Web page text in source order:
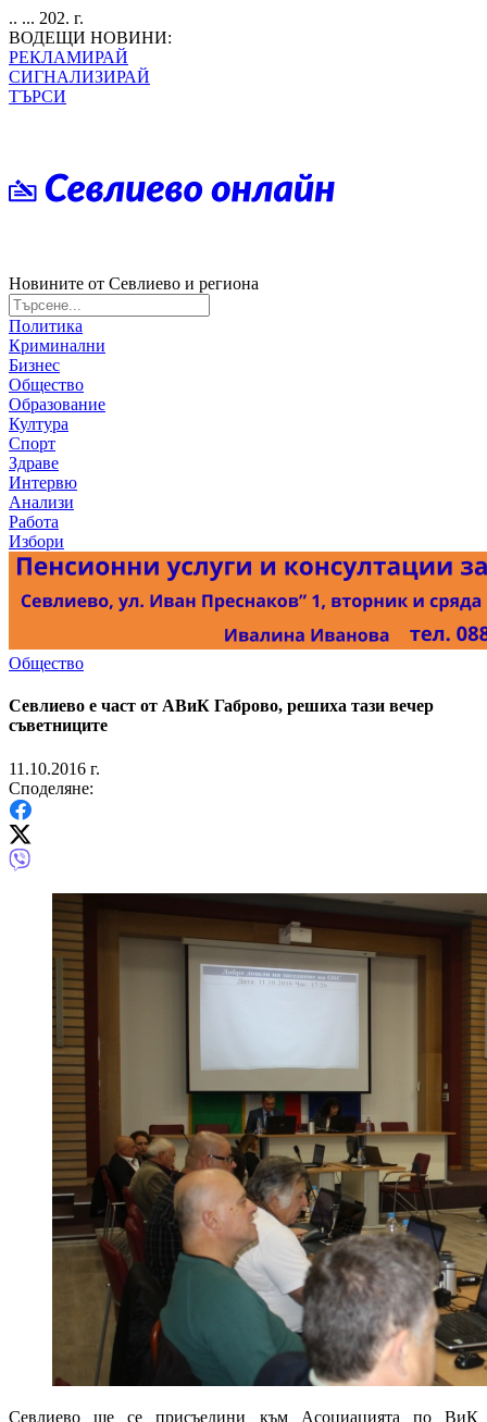
.. ... 202. г.
ВОДЕЩИ НОВИНИ:
РЕКЛАМИРАЙ
СИГНАЛИЗИРАЙ
ТЪРСИ
Новините от Севлиево и региона
Политика
Криминални
Бизнес
Общество
Образование
Култура
Спорт
Здраве
Интервю
Анализи
Работа
Избори
Общество
Севлиево е част от АВиК Габрово, решиха тази вечер
съветниците
11.10.2016 г.
Споделяне:
Севлиево ще се присъедини към Асоциацията по ВиК